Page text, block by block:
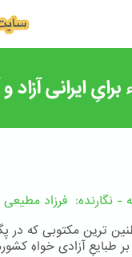
ایرانی آزاد و
- نگارنده: فرزاد مطیعی
ترین مکتوبی که
طبایعِ آزادی خواهِ